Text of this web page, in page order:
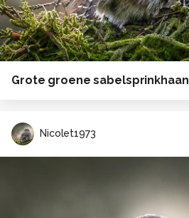
Grote groene sabelsprinkhaan
Nicolet1973